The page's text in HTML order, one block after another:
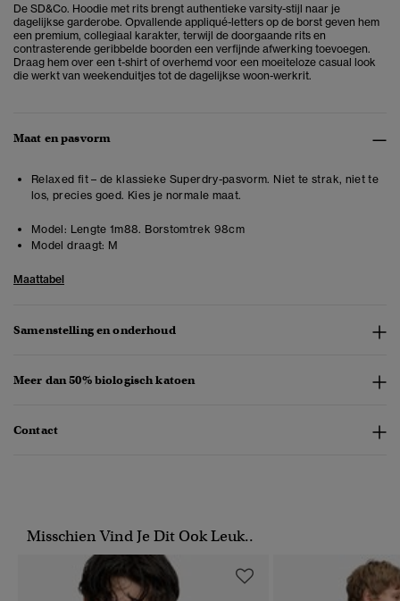
De SD&Co. Hoodie met rits brengt authentieke varsity-stijl naar je
dagelijkse garderobe. Opvallende appliqué-letters op de borst geven hem
een premium, collegiaal karakter, terwijl de doorgaande rits en
contrasterende geribbelde boorden een verfijnde afwerking toevoegen.
Draag hem over een t-shirt of overhemd voor een moeiteloze casual look
die werkt van weekenduitjes tot de dagelijkse woon-werkrit.
Maat en pasvorm
Relaxed fit – de klassieke Superdry-pasvorm. Niet te strak, niet te
los, precies goed. Kies je normale maat.
Model: Lengte 1m88. Borstomtrek 98cm
Model draagt: M
Maattabel
Samenstelling en onderhoud
Meer dan 50% biologisch katoen
Contact
Misschien Vind Je Dit Ook Leuk..